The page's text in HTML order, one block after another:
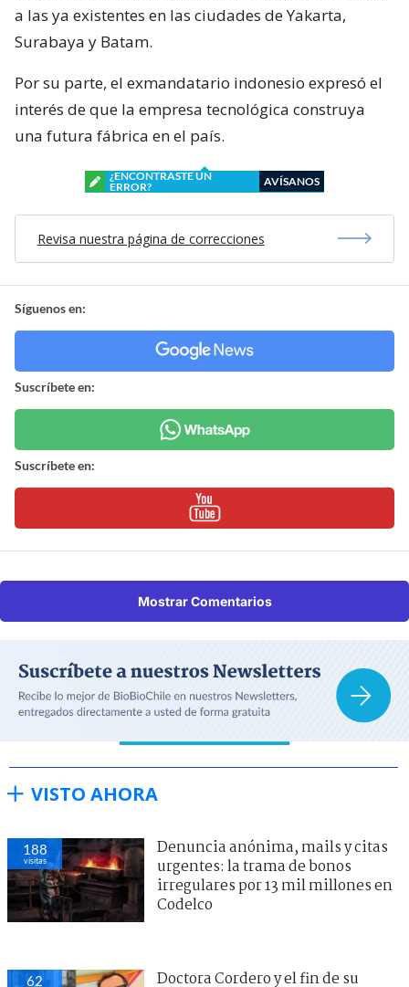
a las ya existentes en las ciudades de Yakarta,
Surabaya y Batam.
Por su parte, el exmandatario indonesio expresó el
interés de que la empresa tecnológica construya
una futura fábrica en el país.
¿ENCONTRASTE UN
ERROR?
AVÍSANOS
Revisa nuestra página de correcciones
Síguenos en:
Suscríbete en:
Suscríbete en:
Mostrar Comentarios
VISTO AHORA
188
visitas
Denuncia anónima, mails y citas
urgentes: la trama de bonos
irregulares por 13 mil millones en
Codelco
62 Doctora Cordero y el fin de su